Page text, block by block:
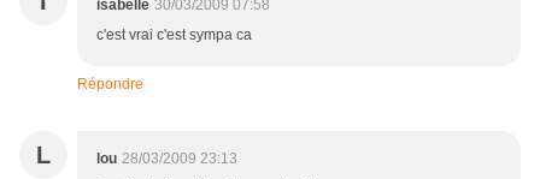
isabelle 30/03/2009 07:58
c'est vrai c'est sympa ca
Répondre
L lou 28/03/2009 23:13